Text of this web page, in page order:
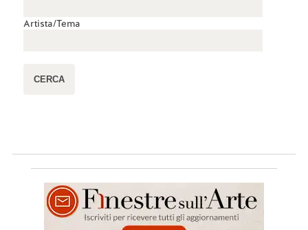
Artista/Tema